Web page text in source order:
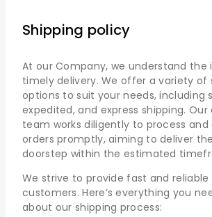
Shipping policy
At our Company, we understand
timely delivery. We offer a variety of
options to suit your needs, including
expedited, and express shipping.
team works diligently to process
orders promptly, aiming to deliver
doorstep within the estimated
We strive to provide fast and
customers. Here’s everything you
about our shipping process: